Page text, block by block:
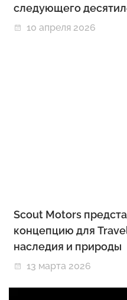
следующего
10 апреля 2026
Scout Motors
концепцию для
наследия и природы
13 марта 2026